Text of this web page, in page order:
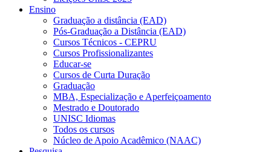
Ensino
Graduação a distância (EAD)
Pós-Graduação a Distância (EAD)
Cursos Técnicos - CEPRU
Cursos Profissionalizantes
Educar-se
Cursos de Curta Duração
Graduação
MBA, Especialização e Aperfeiçoamento
Mestrado e Doutorado
UNISC Idiomas
Todos os cursos
Núcleo de Apoio Acadêmico (NAAC)